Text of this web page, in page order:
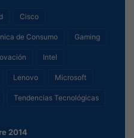
Cisco
de Consumo Gaming
Intel
Lenovo Microsoft
Tendencias Tecnológicas
2014